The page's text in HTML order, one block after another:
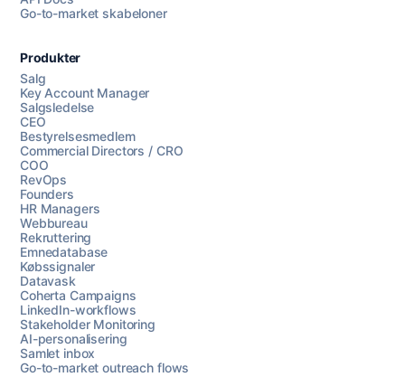
Go-to-market skabeloner
Produkter
Salg
Key Account Manager
Salgsledelse
CEO
Bestyrelsesmedlem
Commercial Directors / CRO
COO
RevOps
Founders
HR Managers
Webbureau
Rekruttering
Emnedatabase
Købssignaler
Datavask
Coherta Campaigns
LinkedIn-workflows
Stakeholder Monitoring
AI-personalisering
Samlet inbox
Go-to-market outreach flows